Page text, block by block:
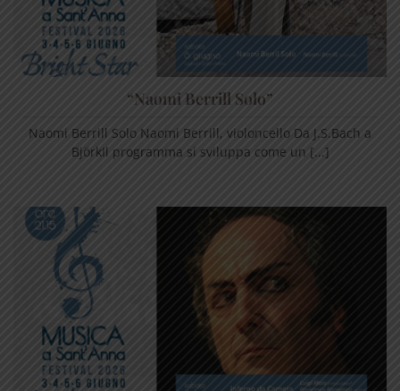
“Naomi Berrill Solo”
Naomi Berrill Solo Naomi Berrill, violoncello Da J.S.Bach a
BjörkIl programma si sviluppa come un [...]